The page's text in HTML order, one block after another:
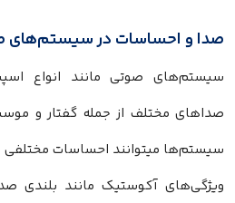
صدا و احساسات در سیستم‌های
سیستم‌های صوتی مانند انواع
صداهای مختلف از جمله گفتار و
سیستم‌ها میتوانند احساسات مختلفی
ویژگی‌های آکوستیک مانند بلندی